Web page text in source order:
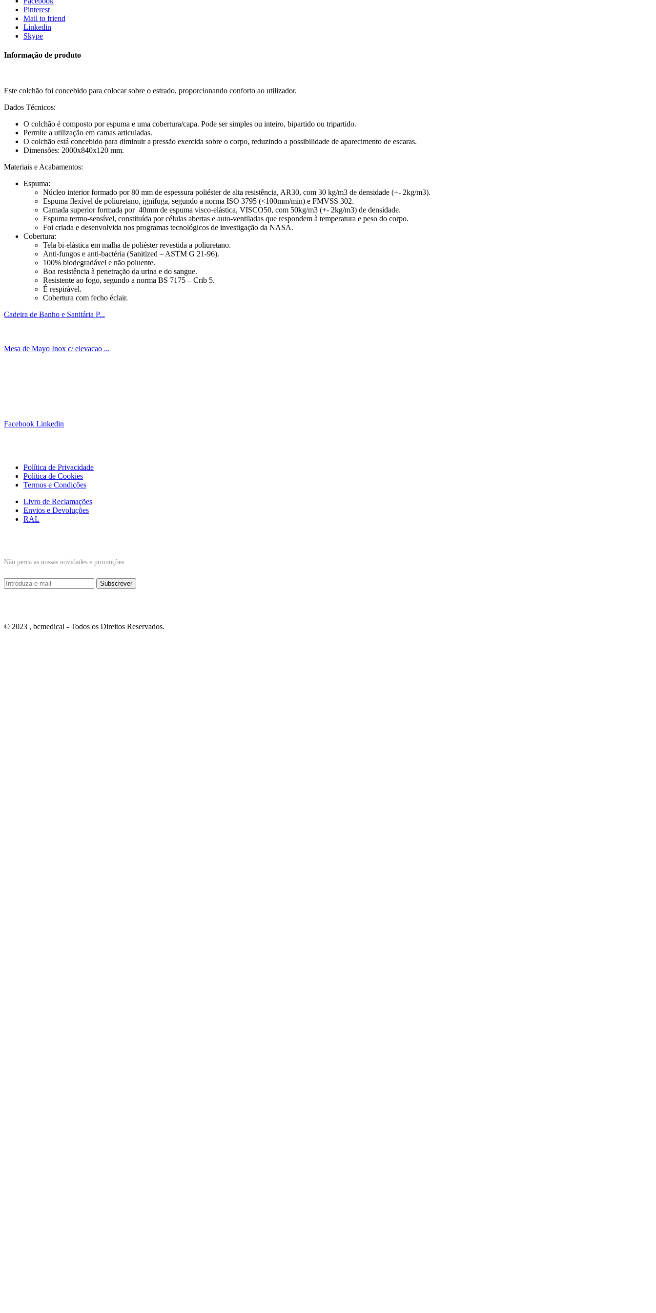
Pinterest
Mail to friend
Linkedin
Skype
Informação de produto
Este colchão foi concebido para colocar sobre o estrado, proporcionando conforto ao utilizador.
Dados Técnicos:
O colchão é composto por espuma e uma cobertura/capa. Pode ser simples ou inteiro, bipartido ou tripartido.
Permite a utilização em camas articuladas.
O colchão está concebido para diminuir a pressão exercida sobre o corpo, reduzindo a possibilidade de aparecimento de escaras.
Dimensões: 2000x840x120 mm.
Materiais e Acabamentos:
Espuma:
Núcleo interior formado por 80 mm de espessura poliéster de alta resistência, AR30, com 30 kg/m3 de densidade (+- 2kg/m3).
Espuma flexível de poliuretano, ignifuga, segundo a norma ISO 3795 (<100mm/min) e FMVSS 302.
Camada superior formada por 40mm de espuma visco-elástica, VISCO50, com 50kg/m3 (+- 2kg/m3) de densidade.
Espuma termo-sensível, constituída por células abertas e auto-ventiladas que respondem à temperatura e peso do corpo.
Foi criada e desenvolvida nos programas tecnológicos de investigação da NASA.
Cobertura:
Tela bi-elástica em malha de poliéster revestida a poliuretano.
Anti-fungos e anti-bactéria (Sanitized – ASTM G 21-96).
100% biodegradável e não poluente.
Boa resistência à penetração da urina e do sangue.
Resistente ao fogo, segundo a norma BS 7175 – Crib 5.
É respirável.
Cobertura com fecho éclair.
Cadeira de Banho e Sanitária P...
Mesa de Mayo Inox c/ elevacao ...
Facebook Linkedin
Política de Privacidade
Política de Cookies
Termos e Condições
Livro de Reclamações
Envios e Devoluções
RAL
Não perca as nossas novidades e promoções
© 2023 , bcmedical - Todos os Direitos Reservados.